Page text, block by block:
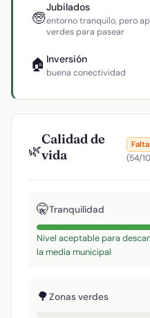
🧓
Jubilados
entorno tranquilo, pero
verdes para pasear
🏠 Inversión
buena conectividad
🌿
Calidad de
vida
(54/
🤫Tranquilidad
Nivel aceptable para
la media municipal
🌳Zonas verdes